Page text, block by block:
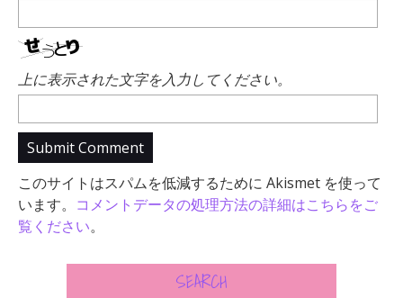
上に表示された文字を入力してください。
このサイトはスパムを低減するために Akismet を使って
います。 コメントデータの処理方法の詳細はこちらをご
覧ください。
SEARCH